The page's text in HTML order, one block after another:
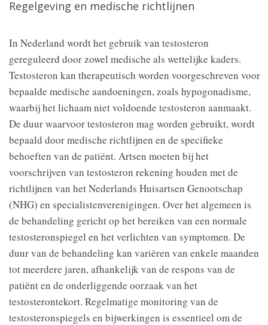
Regelgeving en medische richtlijnen
In Nederland wordt het gebruik van testosteron
gereguleerd door zowel medische als wettelijke kaders.
Testosteron kan therapeutisch worden voorgeschreven voor
bepaalde medische aandoeningen, zoals hypogonadisme,
waarbij het lichaam niet voldoende testosteron aanmaakt.
De duur waarvoor testosteron mag worden gebruikt, wordt
bepaald door medische richtlijnen en de specifieke
behoeften van de patiënt. Artsen moeten bij het
voorschrijven van testosteron rekening houden met de
richtlijnen van het Nederlands Huisartsen Genootschap
(NHG) en specialistenverenigingen. Over het algemeen is
de behandeling gericht op het bereiken van een normale
testosteronspiegel en het verlichten van symptomen. De
duur van de behandeling kan variëren van enkele maanden
tot meerdere jaren, afhankelijk van de respons van de
patiënt en de onderliggende oorzaak van het
testosterontekort. Regelmatige monitoring van de
testosteronspiegels en bijwerkingen is essentieel om de